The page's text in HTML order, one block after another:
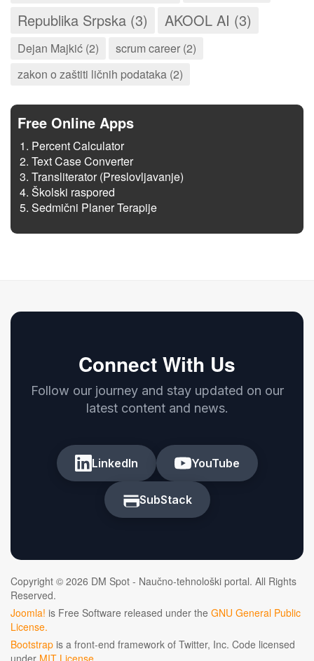
Republika Srpska (3) AKOOL AI (3)
Dejan Majkić (2)
scrum career (2)
zakon o zaštiti ličnih podataka (2)
Free Online Apps
Percent Calculator
Text Case Converter
Transliterator (Preslovljavanje)
Školski raspored
Sedmični Planer Terapije
Connect With Us
Follow our journey and stay updated on our
latest content and news.
LinkedIn YouTube
SubStack
Copyright © 2026 DM Spot - Naučno-tehnološki portal. All Rights
Reserved.
Joomla! is Free Software released under the GNU General Public
License.
Bootstrap is a front-end framework of Twitter, Inc. Code licensed
under MIT License.